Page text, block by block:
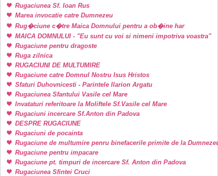
Rugaciunea Sf. Ioan Rus
Marea invocatie catre Dumnezeu
Rug�ciune c�tre Maica Domnului pentru a ob�ine har
MAICA DOMNULUI - "Eu sunt cu voi si nimeni impotriva voastra"
Rugaciune pentru dragoste
Ruga zilnica
RUGACIUNI DE MULTUMIRE
Rugaciune catre Domnul Nostru Isus Hristos
Sfaturi Duhovnicesti - Parintele Ilarion Argatu
Rugaciunea Sfantului Vasile cel Mare
Invataturi referitoare la Moliftele Sf.Vasile cel Mare
Rugaciuni incercare Sf.Anton din Padova
DESPRE RUGACIUNE
Rugaciuni de pocainta
Rugaciune de multumire penru binefacerile primite de la
Rugaciune pentru impacare
Rugaciune pt. timpuri de incercare Sf. Anton din Padova
Rugaciunea Sfintei Cruci